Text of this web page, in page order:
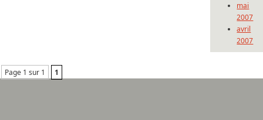
mai
2007
avril
2007
Page 1 sur 1 1